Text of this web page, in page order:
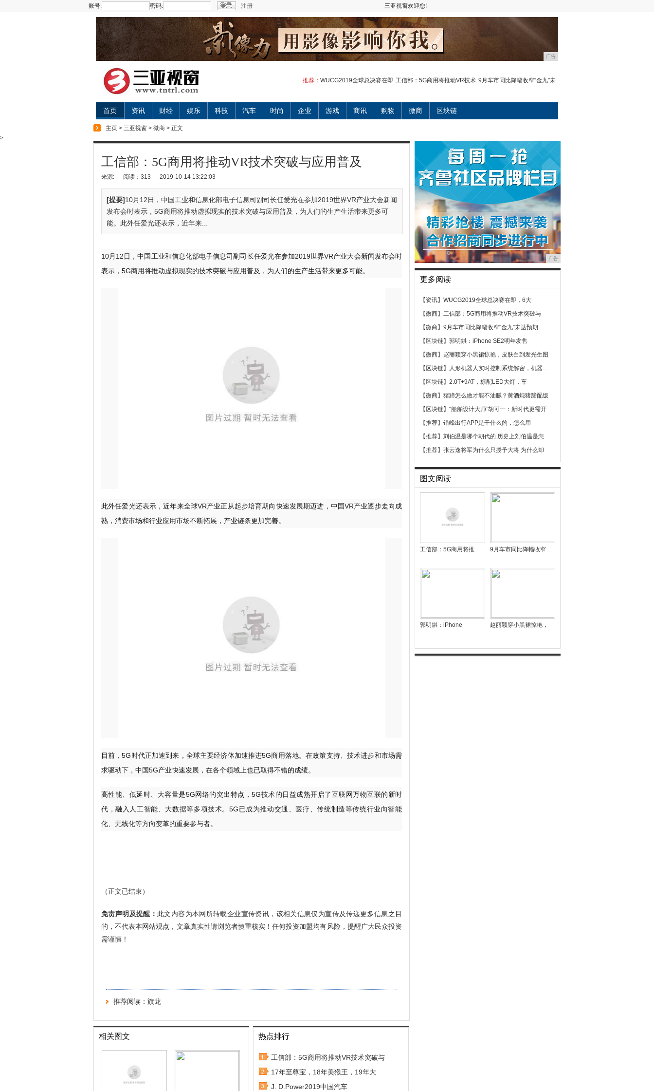
账号: 密码: 注册 三亚视窗欢迎您!
广告
推荐： WUCG2019全球总决赛在即 工信部：5G商用将推动VR技术 9月车市同比降幅收窄“金九”未
首页 资讯 财经 娱乐 科技 汽车 时尚 企业 游戏 商讯 购物 微商 区块链
主页 > 三亚视窗 > 微商 > 正文
>
工信部：5G商用将推动VR技术突破与应用普及
来源: 阅读：313 2019-10-14 13:22:03
[提要]10月12日，中国工业和信息化部电子信息司副司长任爱光在参加2019世界VR产业大会新闻
发布会时表示，5G商用将推动虚拟现实的技术突破与应用普及，为人们的生产生活带来更多可
能。此外任爱光还表示，近年来...
10月12日，中国工业和信息化部电子信息司副司长任爱光在参加2019世界VR产业大会新闻发布会时
表示，5G商用将推动虚拟现实的技术突破与应用普及，为人们的生产生活带来更多可能。
此外任爱光还表示，近年来全球VR产业正从起步培育期向快速发展期迈进，中国VR产业逐步走向成
熟，消费市场和行业应用市场不断拓展，产业链条更加完善。
目前，5G时代正加速到来，全球主要经济体加速推进5G商用落地。在政策支持、技术进步和市场需
求驱动下，中国5G产业快速发展，在各个领域上也已取得不错的成绩。
高性能、低延时、大容量是5G网络的突出特点，5G技术的日益成熟开启了互联网万物互联的新时
代，融入人工智能、大数据等多项技术。5G已成为推动交通、医疗、传统制造等传统行业向智能
化、无线化等方向变革的重要参与者。
（正文已结束）
免责声明及提醒： 此文内容为本网所转载企业宣传资讯，该相关信息仅为宣传及传递更多信息之目
的，不代表本网站观点，文章真实性请浏览者慎重核实！任何投资加盟均有风险，提醒广大民众投资
需谨慎！
推荐阅读： 旗龙
相关图文 热点排行
工信部：5G商用将推动VR技术突破与
17年至尊宝，18年美猴王，19年大
J. D.Power2019中国汽车
广告
更多阅读
【资讯】 WUCG2019全球总决赛在即，6大
【微商】 工信部：5G商用将推动VR技术突破与
【微商】 9月车市同比降幅收窄“金九”未达预期
【区块链】 郭明錤：iPhone SE2明年发售
【微商】 赵丽颖穿小黑裙惊艳，皮肤白到发光生图
【区块链】
人形机器人实时控制系统解密，机器人足
【区块链】 2.0T+9AT，标配LED大灯，车
【微商】 猪蹄怎么做才能不油腻？黄酒炖猪蹄配饭
【区块链】 “船舶设计大师”胡可一：新时代更需开
【推荐】 错峰出行APP是干什么的，怎么用
【推荐】 刘伯温是哪个朝代的 历史上刘伯温是怎
【推荐】 张云逸将军为什么只授予大将 为什么却
图文阅读
工信部：5G商用将推 9月车市同比降幅收窄
郭明錤：iPhone 赵丽颖穿小黑裙惊艳，